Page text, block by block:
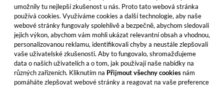
umožnily tu nejlepší zkušenost u nás. Proto tato webová stránka
používá cookies. Využíváme cookies a další technologie, aby naše
webové stránky fungovaly spolehlivě a bezpečně, abychom sledovali
jejich výkon, abychom vám mohli ukázat relevantní obsah a vhodnou,
personalizovanou reklamu, identifikovali chyby a neustále zlepšovali
vaše uživatelské zkušenosti. Aby to fungovalo, shromažďujeme
data o našich uživatelích a o tom, jak používají naše nabídky na
různých zařízeních. Kliknutím na Přijmout všechny cookies nám
pomáháte zlepšovat webové stránky a reagovat na vaše preference